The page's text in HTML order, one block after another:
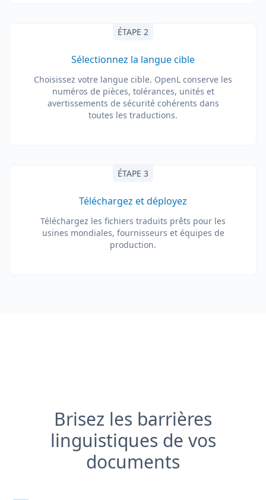
ÉTAPE 2
Sélectionnez la langue cible
Choisissez votre langue cible. OpenL conserve les
numéros de pièces, tolérances, unités et
avertissements de sécurité cohérents dans
toutes les traductions.
ÉTAPE 3
Téléchargez et déployez
Téléchargez les fichiers traduits prêts pour les
usines mondiales, fournisseurs et équipes de
production.
Brisez les barrières
linguistiques de vos
documents